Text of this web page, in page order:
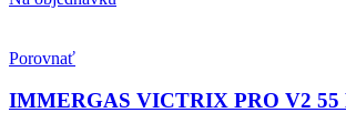
Porovnať
IMMERGAS VICTRIX PRO V2 55